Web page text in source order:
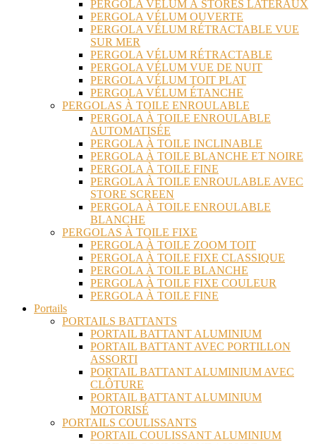
PERGOLA VÉLUM À STORES LATÉRAUX
PERGOLA VÉLUM OUVERTE
PERGOLA VÉLUM RÉTRACTABLE VUE
SUR MER
PERGOLA VÉLUM RÉTRACTABLE
PERGOLA VÉLUM VUE DE NUIT
PERGOLA VÉLUM TOIT PLAT
PERGOLA VÉLUM ÉTANCHE
PERGOLAS À TOILE ENROULABLE
PERGOLA À TOILE ENROULABLE
AUTOMATISÉE
PERGOLA À TOILE INCLINABLE
PERGOLA À TOILE BLANCHE ET NOIRE
PERGOLA À TOILE FINE
PERGOLA À TOILE ENROULABLE AVEC
STORE SCREEN
PERGOLA À TOILE ENROULABLE
BLANCHE
PERGOLAS À TOILE FIXE
PERGOLA À TOILE ZOOM TOIT
PERGOLA À TOILE FIXE CLASSIQUE
PERGOLA À TOILE BLANCHE
PERGOLA À TOILE FIXE COULEUR
PERGOLA À TOILE FINE
Portails
PORTAILS BATTANTS
PORTAIL BATTANT ALUMINIUM
PORTAIL BATTANT AVEC PORTILLON
ASSORTI
PORTAIL BATTANT ALUMINIUM AVEC
CLÔTURE
PORTAIL BATTANT ALUMINIUM
MOTORISÉ
PORTAILS COULISSANTS
PORTAIL COULISSANT ALUMINIUM